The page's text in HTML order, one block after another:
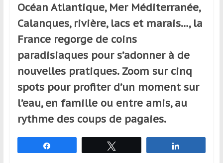
ou
réguliers,
pratiquants,
ou
simples
spectateurs
sport,
qui
déplacent
en
Océan Atlantique, Mer Méditerranée,
Calanques, rivière, lacs et marais…, la
France regorge de coins
paradisiaques pour s’adonner à de
nouvelles pratiques. Zoom sur cinq
spots pour profiter d’un moment sur
l’eau, en famille ou entre amis, au
rythme des coups de pagaies.